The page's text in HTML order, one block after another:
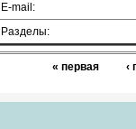
E-mail:
Разделы:
« первая ‹